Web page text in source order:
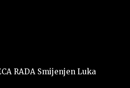
RADA Smijenjen Luka